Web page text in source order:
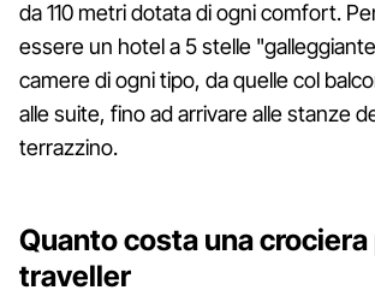
da 110 metri dotata di ogni comfort.
essere un hotel a 5 stelle
camere di ogni tipo, da quelle col
alle suite, fino ad arrivare alle stanze
terrazzino.
Quanto costa una
traveller